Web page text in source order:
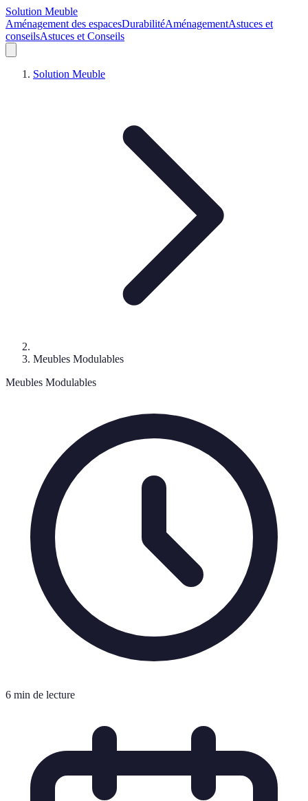
Solution Meuble
Aménagement des espacesDurabilitéAménagementAstuces et
conseilsAstuces et Conseils
Solution Meuble
Meubles Modulables
Meubles Modulables
6 min de lecture